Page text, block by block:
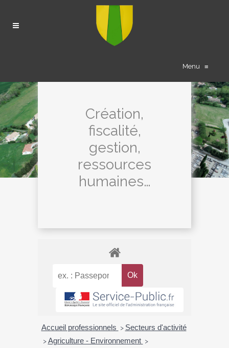
Menu ≡
Création,
fiscalité,
gestion,
ressources
humaines…
Accueil professionnels > Secteurs d'activité
> Agriculture - Environnement >